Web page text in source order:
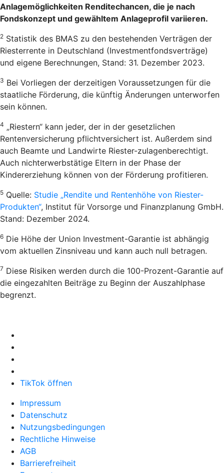
Anlagemöglichkeiten Renditechancen, die je nach
Fondskonzept und gewähltem Anlageprofil variieren.
2 Statistik des BMAS zu den bestehenden Verträgen der
Riesterrente in Deutschland (Investmentfondsverträge)
und eigene Berechnungen, Stand: 31. Dezember 2023.
3 Bei Vorliegen der derzeitigen Voraussetzungen für die
staatliche Förderung, die künftig Änderungen unterworfen
sein können.
4 „Riestern“ kann jeder, der in der gesetzlichen
Rentenversicherung pflichtversichert ist. Außerdem sind
auch Beamte und Landwirte Riester-zulagenberechtigt.
Auch nichterwerbstätige Eltern in der Phase der
Kindererziehung können von der Förderung profitieren.
5 Quelle: Studie „Rendite und Rentenhöhe von Riester-
Produkten“, Institut für Vorsorge und Finanzplanung GmbH.
Stand: Dezember 2024.
6 Die Höhe der Union Investment-Garantie ist abhängig
vom aktuellen Zinsniveau und kann auch null betragen.
7 Diese Risiken werden durch die 100-Prozent-Garantie auf
die eingezahlten Beiträge zu Beginn der Auszahlphase
begrenzt.
TikTok öffnen
Impressum
Datenschutz
Nutzungsbedingungen
Rechtliche Hinweise
AGB
Barrierefreiheit